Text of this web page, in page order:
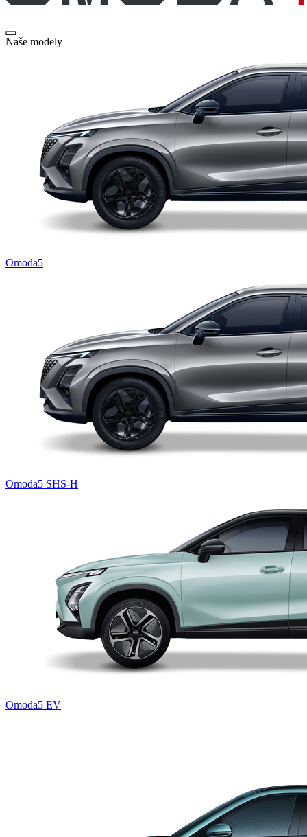
Naše modely
Omoda5
Omoda5 SHS-H
Omoda5 EV